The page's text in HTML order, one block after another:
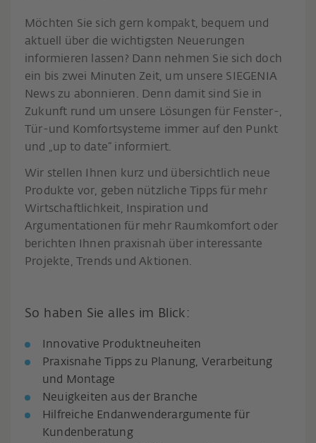
Möchten Sie sich gern kompakt, bequem und
aktuell über die wichtigsten Neuerungen
informieren lassen? Dann nehmen Sie sich doch
ein bis zwei Minuten Zeit, um unsere SIEGENIA
News zu abonnieren. Denn damit sind Sie in
Zukunft rund um unsere Lösungen für Fenster-,
Tür-und Komfortsysteme immer auf den Punkt
und „up to date“ informiert.
Wir stellen Ihnen kurz und übersichtlich neue
Produkte vor, geben nützliche Tipps für mehr
Wirtschaftlichkeit, Inspiration und
Argumentationen für mehr Raumkomfort oder
berichten Ihnen praxisnah über interessante
Projekte, Trends und Aktionen.
So haben Sie alles im Blick:
Innovative Produktneuheiten
Praxisnahe Tipps zu Planung, Verarbeitung
und Montage
Neuigkeiten aus der Branche
Hilfreiche Endanwenderargumente für
Kundenberatung